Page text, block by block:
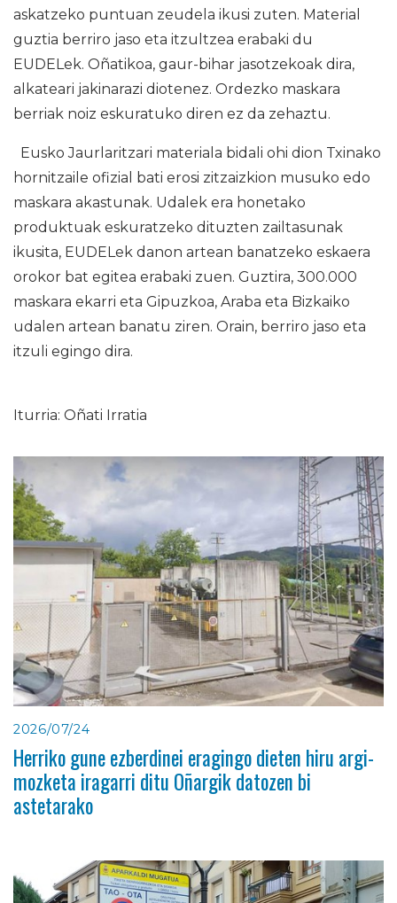
askatzeko puntuan zeudela ikusi zuten. Material
guztia berriro jaso eta itzultzea erabaki du
EUDELek. Oñatikoa, gaur-bihar jasotzekoak dira,
alkateari jakinarazi diotenez. Ordezko maskara
berriak noiz eskuratuko diren ez da zehaztu.
Eusko Jaurlaritzari materiala bidali ohi dion Txinako
hornitzaile ofizial bati erosi zitzaizkion musuko edo
maskara akastunak. Udalek era honetako
produktuak eskuratzeko dituzten zailtasunak
ikusita, EUDELek danon artean banatzeko eskaera
orokor bat egitea erabaki zuen. Guztira, 300.000
maskara ekarri eta Gipuzkoa, Araba eta Bizkaiko
udalen artean banatu ziren. Orain, berriro jaso eta
itzuli egingo dira.
Iturria: Oñati Irratia
2026/07/24
Herriko gune ezberdinei eragingo dieten hiru argi-
mozketa iragarri ditu Oñargik datozen bi
astetarako